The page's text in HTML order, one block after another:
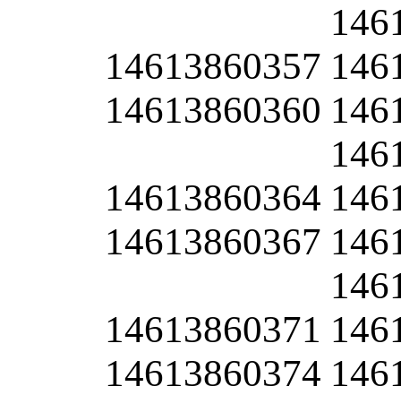
14613860357
14613860360
14613860364
14613860367
14613860371
14613860374